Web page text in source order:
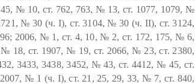
№ 10, ст. 762, 763, № 13, ст. 1077, 1079, №
№ 30 (ч. I), ст. 3104, № 30 (ч. II), ст. 3124,
2006, № 1, ст. 4, 10, № 2, ст. 172, 175, № 6,
18, ст. 1907, № 19, ст. 2066, № 23, ст. 2380,
3433, 3438, 3452, № 43, ст. 4412, № 45, ст.
№ 1 (ч. I), ст. 21, 25, 29, 33, № 7, ст. 840,